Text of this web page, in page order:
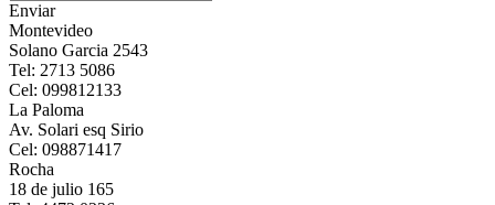
Enviar
Montevideo
Solano Garcia 2543
Tel: 2713 5086
Cel: 099812133
La Paloma
Av. Solari esq Sirio
Cel: 098871417
Rocha
18 de julio 165